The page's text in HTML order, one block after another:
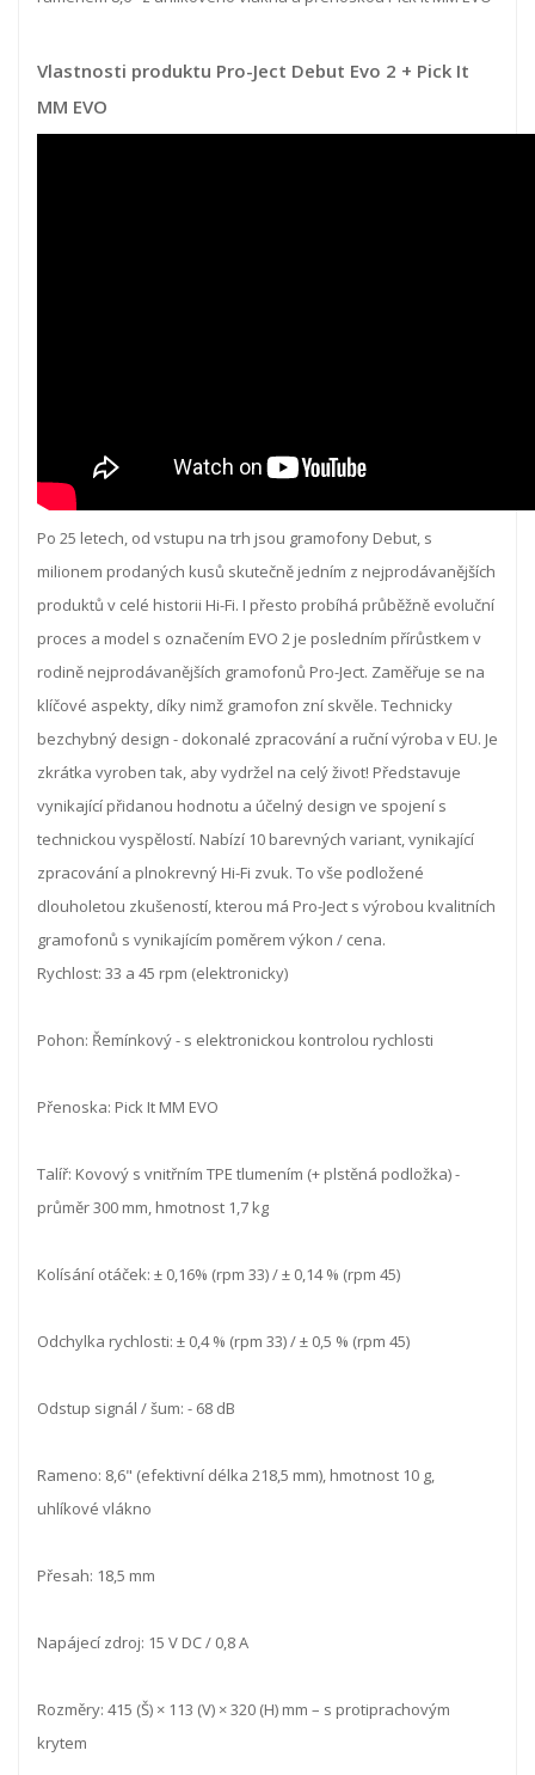
Vlastnosti produktu Pro-Ject Debut Evo 2 + Pick It
MM EVO
Po 25 letech, od vstupu na trh jsou gramofony Debut, s
milionem prodaných kusů skutečně jedním z nejprodávanějších
produktů v celé historii Hi-Fi. I přesto probíhá průběžně evoluční
proces a model s označením EVO 2 je posledním přírůstkem v
rodině nejprodávanějších gramofonů Pro-Ject. Zaměřuje se na
klíčové aspekty, díky nimž gramofon zní skvěle. Technicky
bezchybný design - dokonalé zpracování a ruční výroba v EU. Je
zkrátka vyroben tak, aby vydržel na celý život! Představuje
vynikající přidanou hodnotu a účelný design ve spojení s
technickou vyspělostí. Nabízí 10 barevných variant, vynikající
zpracování a plnokrevný Hi-Fi zvuk. To vše podložené
dlouholetou zkušeností, kterou má Pro-Ject s výrobou kvalitních
gramofonů s vynikajícím poměrem výkon / cena.
Rychlost: 33 a 45 rpm (elektronicky)
Pohon: Řemínkový - s elektronickou kontrolou rychlosti
Přenoska: Pick It MM EVO
Talíř: Kovový s vnitřním TPE tlumením (+ plstěná podložka) -
průměr 300 mm, hmotnost 1,7 kg
Kolísání otáček: ± 0,16% (rpm 33) / ± 0,14 % (rpm 45)
Odchylka rychlosti: ± 0,4 % (rpm 33) / ± 0,5 % (rpm 45)
Odstup signál / šum: - 68 dB
Rameno: 8,6" (efektivní délka 218,5 mm), hmotnost 10 g,
uhlíkové vlákno
Přesah: 18,5 mm
Napájecí zdroj: 15 V DC / 0,8 A
Rozměry: 415 (Š) × 113 (V) × 320 (H) mm – s protiprachovým
krytem